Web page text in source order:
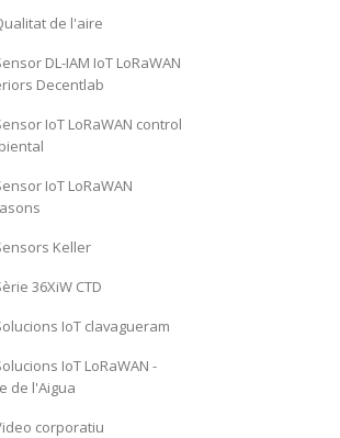
de l'aire
DL-IAM IoT LoRaWAN
Decentlab
IoT LoRaWAN control
IoT LoRaWAN
Keller
36XiW CTD
IoT clavagueram
IoT LoRaWAN -
de l'Aigua
corporatiu